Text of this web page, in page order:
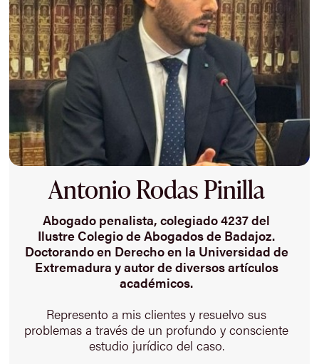
Antonio Rodas Pinilla
Abogado penalista, colegiado 4237 del
Ilustre Colegio de Abogados de Badajoz.
Doctorando en Derecho en la Universidad de
Extremadura y autor de diversos artículos
académicos.
Represento a mis clientes y resuelvo sus
problemas a través de un profundo y consciente
estudio jurídico del caso.